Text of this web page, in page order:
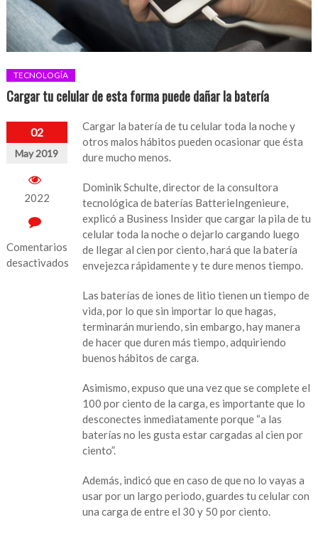
TECNOLOGÍA
Cargar tu celular de esta forma puede dañar la batería
02
May 2019
2022
Comentarios
desactivados
Cargar la batería de tu celular toda la noche y
otros malos hábitos pueden ocasionar que ésta
dure mucho menos.
Dominik Schulte, director de la consultora
tecnológica de baterías BatterieIngenieure,
explicó a Business Insider que cargar la pila de tu
celular toda la noche o dejarlo cargando luego
de llegar al cien por ciento, hará que la batería
envejezca rápidamente y te dure menos tiempo.
Las baterías de iones de litio tienen un tiempo de
vida, por lo que sin importar lo que hagas,
terminarán muriendo, sin embargo, hay manera
de hacer que duren más tiempo, adquiriendo
buenos hábitos de carga.
Asimismo, expuso que una vez que se complete el
100 por ciento de la carga, es importante que lo
desconectes inmediatamente porque “a las
baterías no les gusta estar cargadas al cien por
ciento”.
Además, indicó que en caso de que no lo vayas a
usar por un largo periodo, guardes tu celular con
una carga de entre el 30 y 50 por ciento.